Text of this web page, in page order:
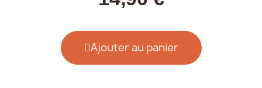
Ajouter au panier